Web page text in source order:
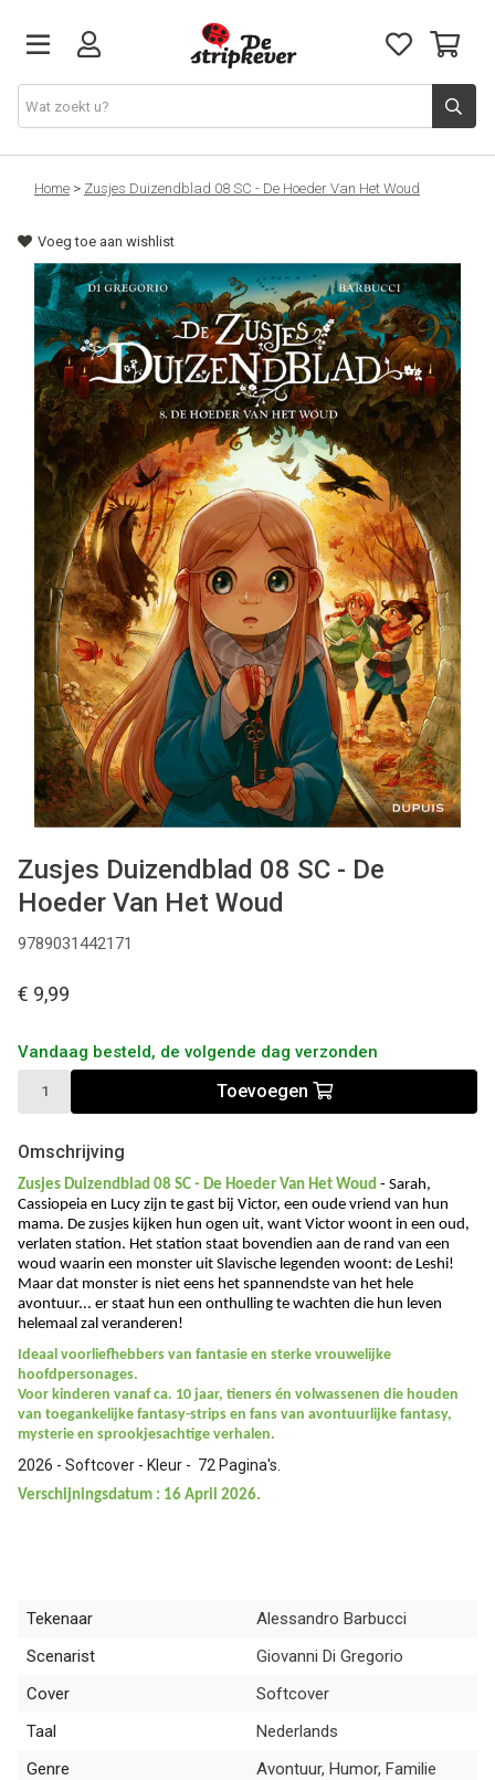
STRIPKEVER
NIEUWE RELEASES
EVENTS
STRIPS
JEUGD
GRAPHIC NOVELS
MANGA
COMICS
TOP-10
CADEAUBON
CONTACT
Home > Zusjes Duizendblad 08 SC - De Hoeder Van Het Woud
Voeg toe aan wishlist
Zusjes Duizendblad 08 SC - De
Hoeder Van Het Woud
9789031442171
€ 9,99
Vandaag besteld, de volgende dag verzonden
Toevoegen
Omschrijving
Zusjes Duizendblad 08 SC - De Hoeder Van Het Woud - Sarah,
Cassiopeia en Lucy zijn te gast bij Victor, een oude vriend van hun
mama. De zusjes kijken hun ogen uit, want Victor woont in een oud,
verlaten station. Het station staat bovendien aan de rand van een
woud waarin een monster uit Slavische legenden woont: de Leshi!
Maar dat monster is niet eens het spannendste van het hele
avontuur... er staat hun een onthulling te wachten die hun leven
helemaal zal veranderen!
Ideaal voorliefhebbers van fantasie en sterke vrouwelijke
hoofdpersonages.
Voor kinderen vanaf ca. 10 jaar, tieners én volwassenen die houden
van toegankelijke fantasy-strips en fans van avontuurlijke fantasy,
mysterie en sprookjesachtige verhalen.
2026 - Softcover - Kleur - 72 Pagina's.
Verschijningsdatum : 16 April 2026.
Tekenaar
Alessandro Barbucci
Scenarist
Giovanni Di Gregorio
Cover
Softcover
Taal
Nederlands
Genre
Avontuur, Humor, Familie